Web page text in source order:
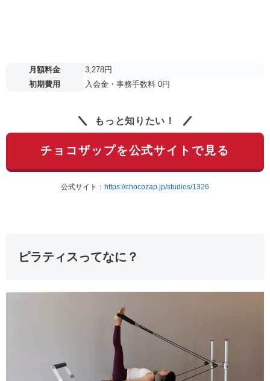
月額料金
3,278円
初期費用
入会金・事務手数料 0円
もっと知りたい！
チョコザップを公式サイトで見る
公式サイト： https://chocozap.jp/studios/1326
ピラティスってなに？